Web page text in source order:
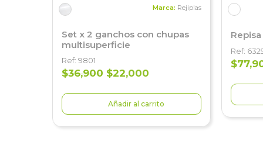
Marca: Rejiplas
Set x 2 ganchos con chupas
multisuperficie
Ref: 9801
$36,900 $22,000
Añadir al carrito
Ref: